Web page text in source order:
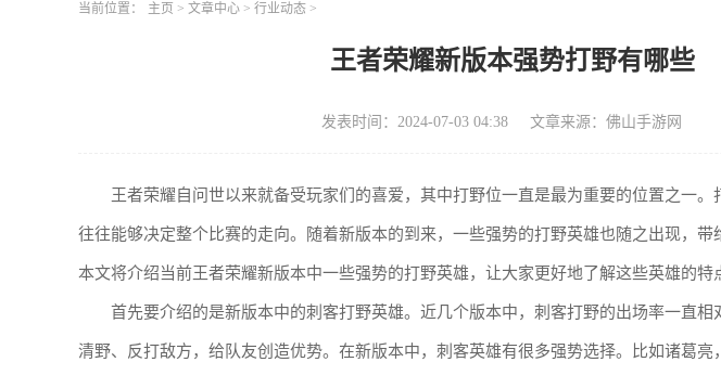
当前位置： 主页 > 文章中心 > 行业动态 >
王者荣耀新版本强势打野有哪些
发表时间：2024-07-03 04:38 文章来源：佛山手游网
王者荣耀自问世以来就备受玩家们的喜爱，其中打野位一直是最为重要的位置之一
往往能够决定整个比赛的走向。随着新版本的到来，一些强势的打野英雄也随之出现，带
本文将介绍当前王者荣耀新版本中一些强势的打野英雄，让大家更好地了解这些英雄的特
首先要介绍的是新版本中的刺客打野英雄。近几个版本中，刺客打野的出场率一直
清野、反打敌方，给队友创造优势。在新版本中，刺客英雄有很多强势选择。比如诸葛